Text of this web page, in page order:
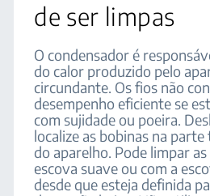
de ser limpas
O condensador é
do calor produzido pelo
circundante. Os fios não
desempenho eficiente se
com sujidade ou poeira.
localize as bobinas na
do aparelho. Pode limpar
escova suave ou com a
desde que esteja definida